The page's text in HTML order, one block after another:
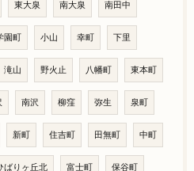
東大泉 南大泉 南田中
園町 小山 幸町 下里
滝山 野火止 八幡町 東本町
南沢 柳窪 弥生 泉町
新町 住吉町 田無町 中町
ばりヶ丘北 富士町 保谷町